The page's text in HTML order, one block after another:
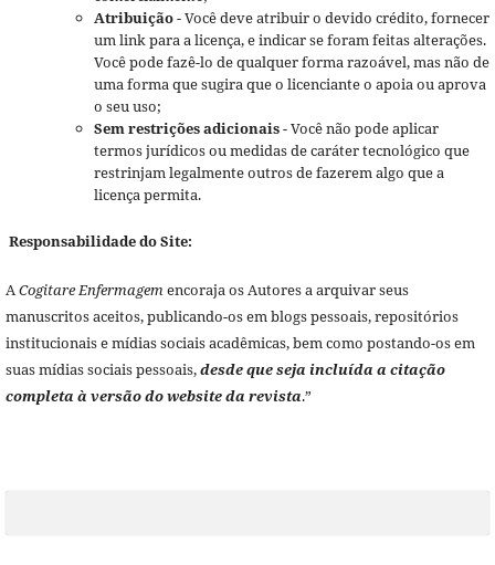
Atribuição- Você deve atribuir o devido crédito, fornecer
um link para a licença, e indicar se foram feitas alterações.
Você pode fazê-lo de qualquer forma razoável, mas não de
uma forma que sugira que o licenciante o apoia ou aprova
o seu uso;
Sem restrições adicionais- Você não pode aplicar
termos jurídicos ou medidas de caráter tecnológico que
restrinjam legalmente outros de fazerem algo que a
licença permita.
Responsabilidade do Site:
ACogitare Enfermagemencoraja os Autores a arquivar seus
manuscritos aceitos, publicando-os em blogs pessoais, repositórios
institucionais e mídias sociais acadêmicas, bem como postando-os em
suas mídias sociais pessoais,desde que seja incluída a citação
completa à versão do website da revista.”